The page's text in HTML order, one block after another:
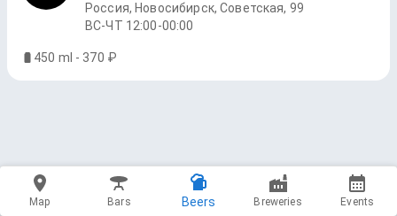
Россия, Новосибирск, Советская, 99
ВС-ЧТ 12:00-00:00
450 ml - 370 ₽
Map Bars Beers Breweries Events